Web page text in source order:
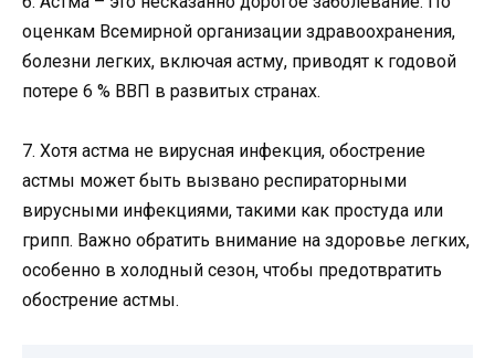
оценкам Всемирной организации здравоохранения,
болезни легких, включая астму, приводят к годовой
потере 6 % ВВП в развитых странах.
7. Хотя астма не вирусная инфекция, обострение
астмы может быть вызвано респираторными
вирусными инфекциями, такими как простуда или
грипп. Важно обратить внимание на здоровье легких,
особенно в холодный сезон, чтобы предотвратить
обострение астмы.